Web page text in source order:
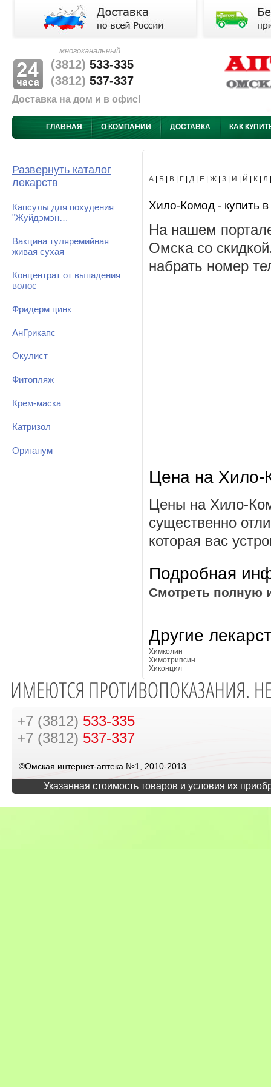
многоканальный
(3812) 533-335
(3812) 537-337
Доставка на дом и в офис!
ГЛАВНАЯ О КОМПАНИИ ДОСТАВКА КАК
Развернуть каталог
лекарств
Капсулы для похудения
"Жуйдэмэн…
Вакцина туляремийная
живая сухая
Концентрат от выпадения
волос
Фридерм цинк
АнГрикапс
Окулист
Фитопляж
Крем-маска
Катризол
Ориганум
А Б В Г Д Е Ж З И Й К Л
Хило-Комод - купить
На нашем
Омска со
набрать номер
Цена на Хило-
Цены на Хило-
существенно
которая вас
Подробная
Смотреть полную
Другие
Химколин
Химотрипсин
Хиконцил
+7 (3812) 533-335
+7 (3812) 537-337
©Омская интернет-аптека №1, 2010-2013
Указанная стоимость товаров и условия их